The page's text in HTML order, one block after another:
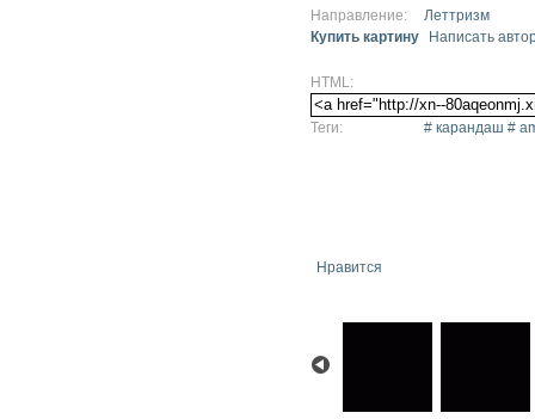
Направление:
Леттризм
Купить картину
Написать
HTML:
Теги: # карандаш #
Нравится